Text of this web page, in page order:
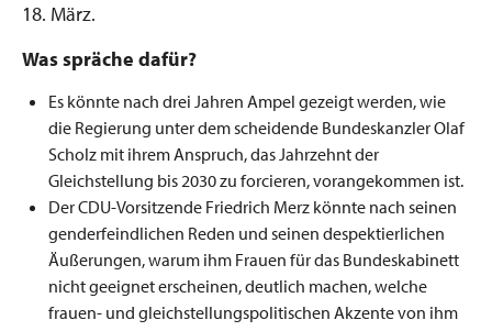
18. März.
Was spräche dafür?
Es könnte nach drei Jahren Ampel gezeigt werden, wie
die Regierung unter dem scheidende Bundeskanzler Olaf
Scholz mit ihrem Anspruch, das Jahrzehnt der
Gleichstellung bis 2030 zu forcieren, vorangekommen ist.
Der CDU-Vorsitzende Friedrich Merz könnte nach seinen
genderfeindlichen Reden und seinen despektierlichen
Äußerungen, warum ihm Frauen für das Bundeskabinett
nicht geeignet erscheinen, deutlich machen, welche
frauen- und gleichstellungspolitischen Akzente von ihm